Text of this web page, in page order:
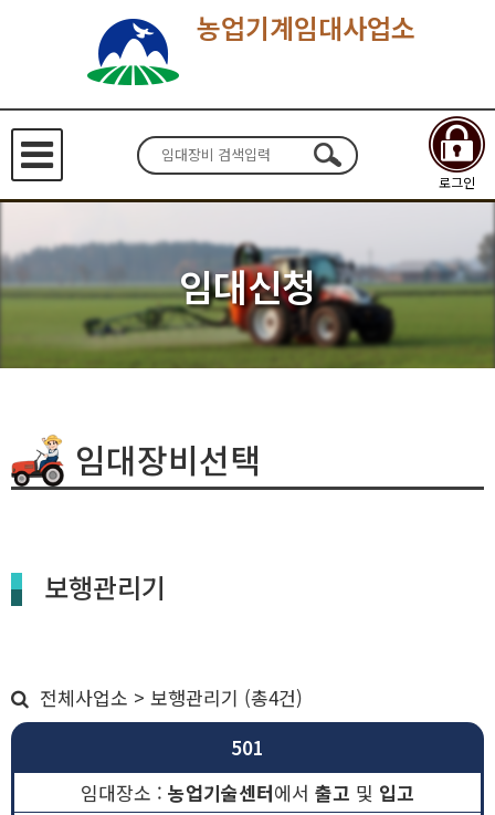
농업기계임대사업소
로그인
임대신청
임대장비선택
보행관리기
전체사업소 > 보행관리기 (총4건)
501
농업기술센터에서 출고 및 입고